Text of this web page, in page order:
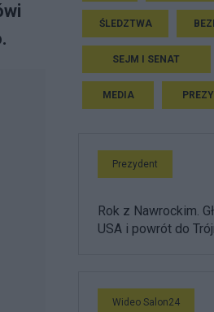
ŚLEDZTWA
SEJM I SENAT
MEDIA
Prezydent
Rok z Nawrockim.
USA i powrót do
Wideo Salon24